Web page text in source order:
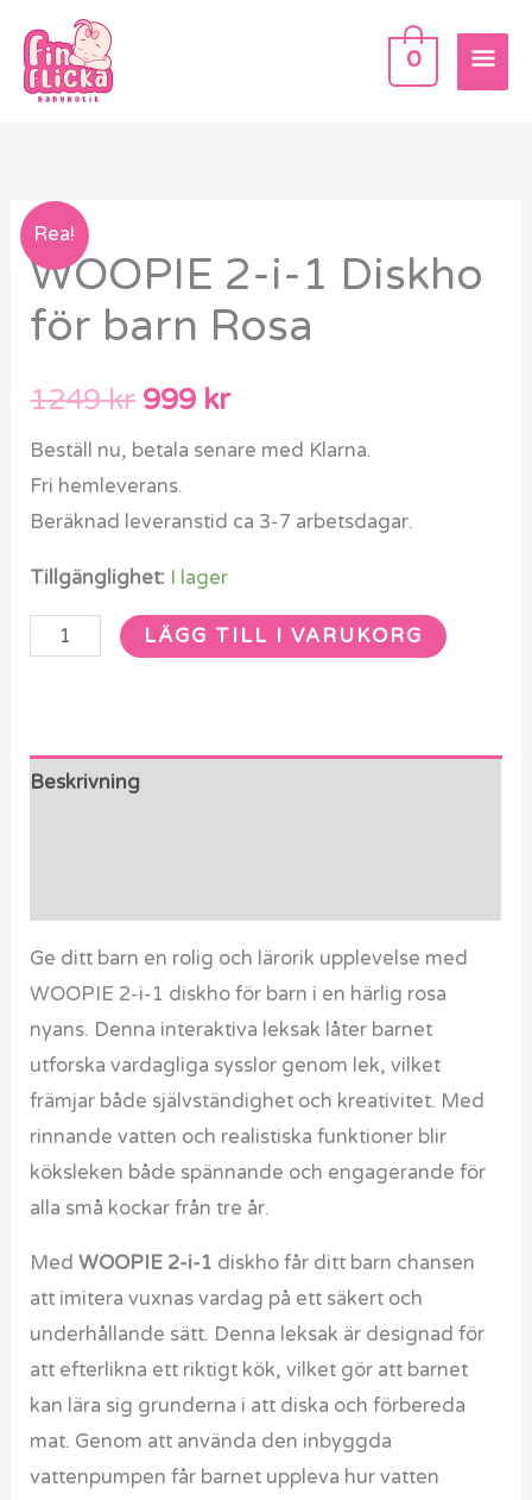
innehåll
0
Rea!
WOOPIE 2-i-1 Diskho
för barn Rosa
1249kr
ursprungliga
priset
var:
1249 kr.
999 kr
nuvarande
priset
är:
999 kr.
Beställ nu, betala senare med Klarna.
Fri hemleverans.
Beräknad leveranstid ca 3-7 arbetsdagar.
Tillgänglighet: I lager
WOOPIE
2-
1
för
barn
Rosa
mängd
LÄGG TILL I VARUKORG
Beskrivning
Ge ditt barn en rolig och lärorik upplevelse med
WOOPIE 2-i-1 diskho för barn i en härlig rosa
nyans. Denna interaktiva leksak låter barnet
utforska vardagliga sysslor genom lek, vilket
främjar både självständighet och kreativitet. Med
rinnande vatten och realistiska funktioner blir
köksleken både spännande och engagerande för
alla små kockar från tre år.
MedWOOPIE 2-i-1 diskho får ditt barn chansen
att imitera vuxnas vardag på ett säkert och
underhållande sätt. Denna leksak är designad för
att efterlikna ett riktigt kök, vilket gör att barnet
kan lära sig grunderna i att diska och förbereda
mat. Genom att använda den inbyggda
vattenpumpen får barnet uppleva hur vatten